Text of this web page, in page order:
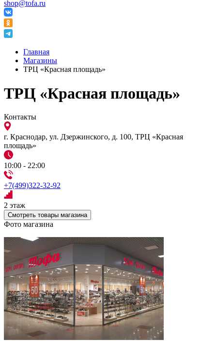
shop@tofa.ru
Главная
Магазины
ТРЦ «Красная площадь»
ТРЦ «Красная площадь»
Контакты
г. Краснодар, ул. Дзержинского, д. 100, ТРЦ «Красная
площадь»
10:00 - 22:00
+7(499)322-32-92
2 этаж
Смотреть товары магазина
Фото магазина